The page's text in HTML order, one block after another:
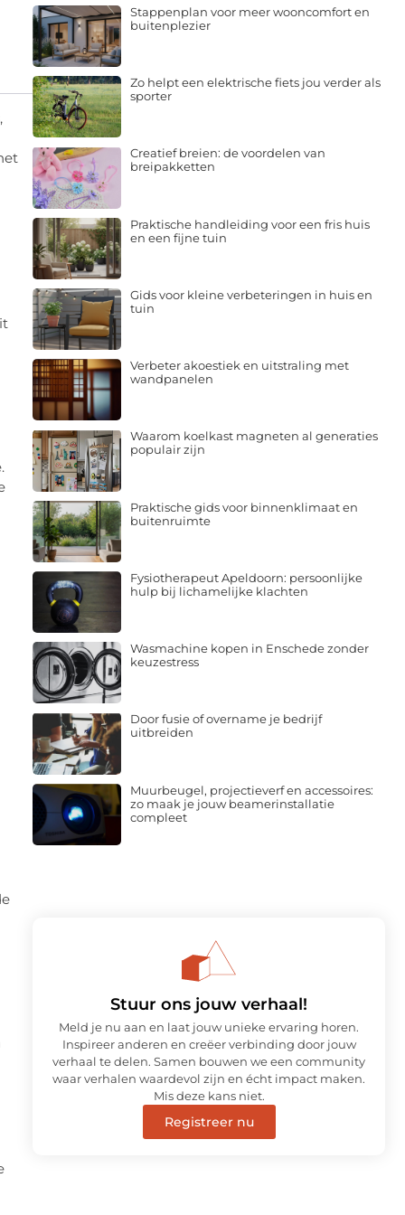
Stappenplan voor meer wooncomfort en
buitenplezier
Zo helpt een elektrische fiets jou verder als
sporter
Creatief breien: de voordelen van
breipakketten
Praktische handleiding voor een fris huis
en een fijne tuin
Gids voor kleine verbeteringen in huis en
tuin
Verbeter akoestiek en uitstraling met
wandpanelen
Waarom koelkast magneten al generaties
populair zijn
Praktische gids voor binnenklimaat en
buitenruimte
Fysiotherapeut Apeldoorn: persoonlijke
hulp bij lichamelijke klachten
Wasmachine kopen in Enschede zonder
keuzestress
Door fusie of overname je bedrijf
uitbreiden
Muurbeugel, projectieverf en accessoires:
zo maak je jouw beamerinstallatie
compleet
Stuur ons jouw verhaal!
Meld je nu aan en laat jouw unieke ervaring horen.
Inspireer anderen en creëer verbinding door jouw
verhaal te delen. Samen bouwen we een community
waar verhalen waardevol zijn en écht impact maken.
Mis deze kans niet.
Registreer nu